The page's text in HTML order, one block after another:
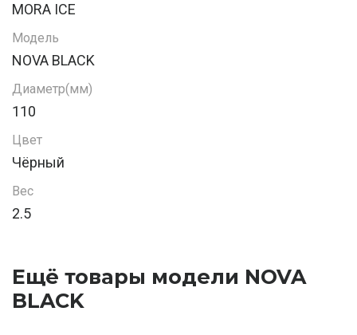
MORA ICE
Модель
NOVA BLACK
Диаметр(мм)
110
Цвет
Чёрный
Вес
2.5
Ещё товары модели NOVA
BLACK